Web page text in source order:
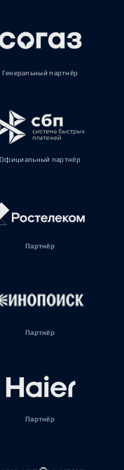
Генеральный партнёр
Официальный партнёр
Партнёр
Партнёр
Партнёр